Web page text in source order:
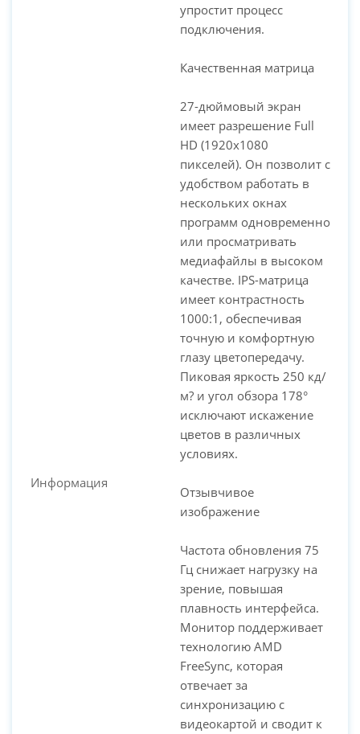
Информация
упростит процесс
подключения.
Качественная матрица
27-дюймовый экран
имеет разрешение Full
HD (1920x1080
пикселей). Он позволит с
удобством работать в
нескольких окнах
программ одновременно
или просматривать
медиафайлы в высоком
качестве. IPS-матрица
имеет контрастность
1000:1, обеспечивая
точную и комфортную
глазу цветопередачу.
Пиковая яркость 250 кд/
м? и угол обзора 178°
исключают искажение
цветов в различных
условиях.
Отзывчивое
изображение
Частота обновления 75
Гц снижает нагрузку на
зрение, повышая
плавность интерфейса.
Монитор поддерживает
технологию AMD
FreeSync, которая
отвечает за
синхронизацию с
видеокартой и сводит к